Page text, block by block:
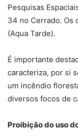
Pesquisas
34 no Cerrado. Os
(Aqua Tarde).
É importante
caracteriza, por si
um incêndio
diversos focos de
Proibição do uso